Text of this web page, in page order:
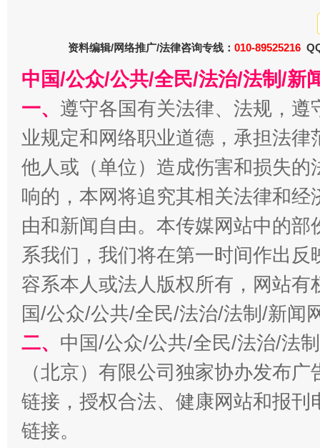
魏明亮
“刷贴”乱象丛生
生
资料编辑/网络推广/法律咨询专线： 010-89525216
中国/公众/公共/全民/法治/法制/新
一、 遵守各国有关法律、法规，
业规定和网络职业道德，承担法
他人或（单位）造成伤害和损失
响的，本网将追究其相关法律和
由和新闻自由。本传媒网站中的
系我们，我们将在第一时间作出
容系本人或法人版权所有，网站
国/公众/公共/全民/法治/法制/新闻
二、 中国/公众/公共/全民/法治/法
（北京）有限公司独家协办发布
链接，授权合法、健康网站和报
链接。